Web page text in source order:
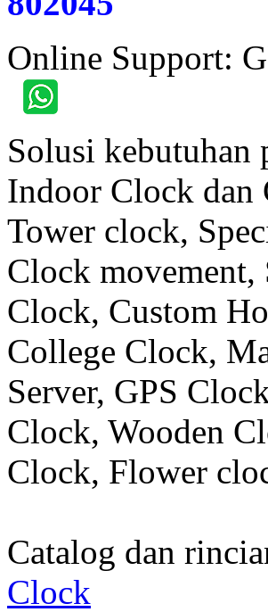
Online Support:
Solusi kebutuhan
Indoor Clock dan
Tower clock,
Clock
Clock, Custom
College Clock,
Server, GPS
Clock, Wooden
Clock, Flower
Catalog dan
Clock